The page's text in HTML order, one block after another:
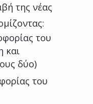
της νέας
του
και
δύο)
του